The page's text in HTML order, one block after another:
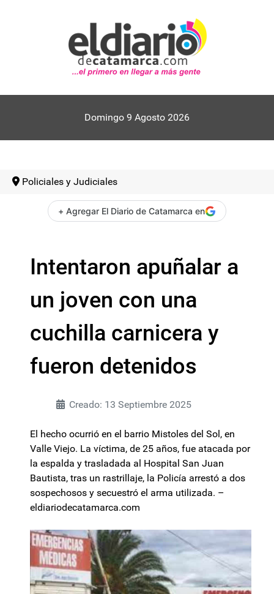
Domingo 9 Agosto 2026
Policiales y Judiciales
+ Agregar El Diario de Catamarca en
Intentaron apuñalar a
un joven con una
cuchilla carnicera y
fueron detenidos
Creado: 13 Septiembre 2025
El hecho ocurrió en el barrio Mistoles del Sol, en
Valle Viejo. La víctima, de 25 años, fue atacada por
la espalda y trasladada al Hospital San Juan
Bautista, tras un rastrillaje, la Policía arrestó a dos
sospechosos y secuestró el arma utilizada. –
eldiariodecatamarca.com